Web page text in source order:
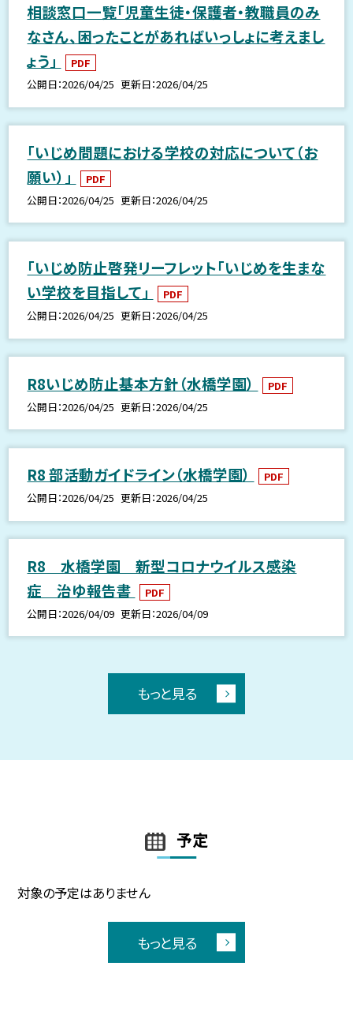
相談窓口一覧「児童生徒・保護者・教職員のみ
なさん、困ったことがあればいっしょに考えまし
ょう」
PDF
公開日 2026/04/25 更新日 2026/04/25
「いじめ問題における学校の対応について（お
願い）」
PDF
公開日 2026/04/25 更新日 2026/04/25
「いじめ防止啓発リーフレット「いじめを生まな
い学校を目指して」
PDF
公開日 2026/04/25 更新日 2026/04/25
R8いじめ防止基本方針（水橋学園）
PDF
公開日 2026/04/25 更新日 2026/04/25
R8 部活動ガイドライン（水橋学園）
PDF
公開日 2026/04/25 更新日 2026/04/25
R8 水橋学園 新型コロナウイルス感染
症 治ゆ報告書
PDF
公開日 2026/04/09 更新日 2026/04/09
もっと見る
予定
対象の予定はありません
もっと見る